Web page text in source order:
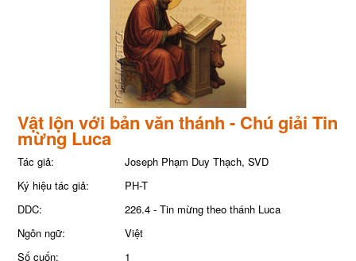
Vật lộn với bản văn thánh - Chú giải Tin
mừng Luca
Tác giả:
Joseph Phạm Duy Thạch, SVD
Ký hiệu tác giả:
PH-T
DDC:
226.4 - Tin mừng theo thánh Luca
Ngôn ngữ:
Việt
Số cuốn:
1